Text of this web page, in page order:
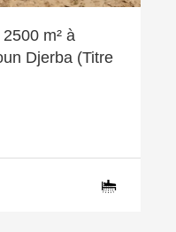
m² à
Djerba (Titre